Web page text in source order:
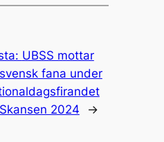
UBSS mottar
fana under
2024
→